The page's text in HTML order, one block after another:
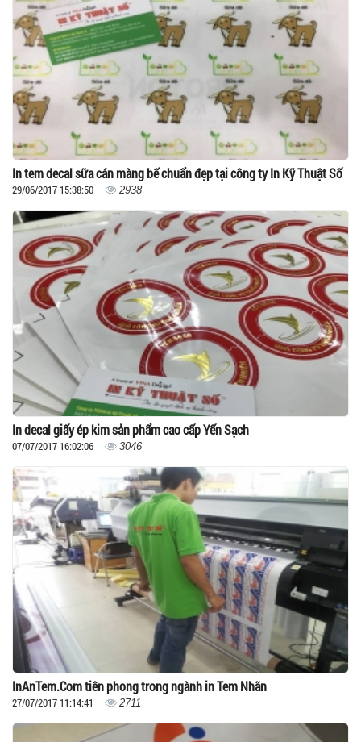
In tem decal sữa cán màng bế chuẩn đẹp tại công ty In Kỹ Thuật Số
29/06/2017 15:38:50 2938
In decal giấy ép kim sản phẩm cao cấp Yến Sạch
07/07/2017 16:02:06 3046
InAnTem.Com tiên phong trong ngành in Tem Nhãn
27/07/2017 11:14:41 2711